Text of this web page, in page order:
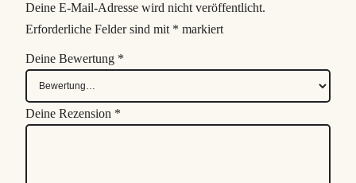
Deine E-Mail-Adresse wird nicht veröffentlicht.
Erforderliche Felder sind mit * markiert
Deine Bewertung *
Deine Rezension *